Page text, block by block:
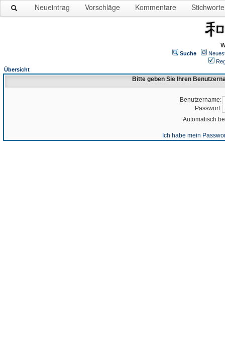
Neueintrag Vorschläge Kommentare Stichworte
Suche
Übersicht
Bitte geben Sie Ihren
Benutzername:
Passwort:
Automatisch
Ich habe mein